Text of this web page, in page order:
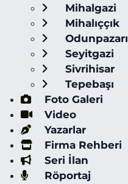
Mihalgazi
Mihalıççık
Odunpazarı
Seyitgazi
Sivrihisar
Tepebaşı
Foto Galeri
Video
Yazarlar
Firma Rehberi
Seri İlan
Röportaj